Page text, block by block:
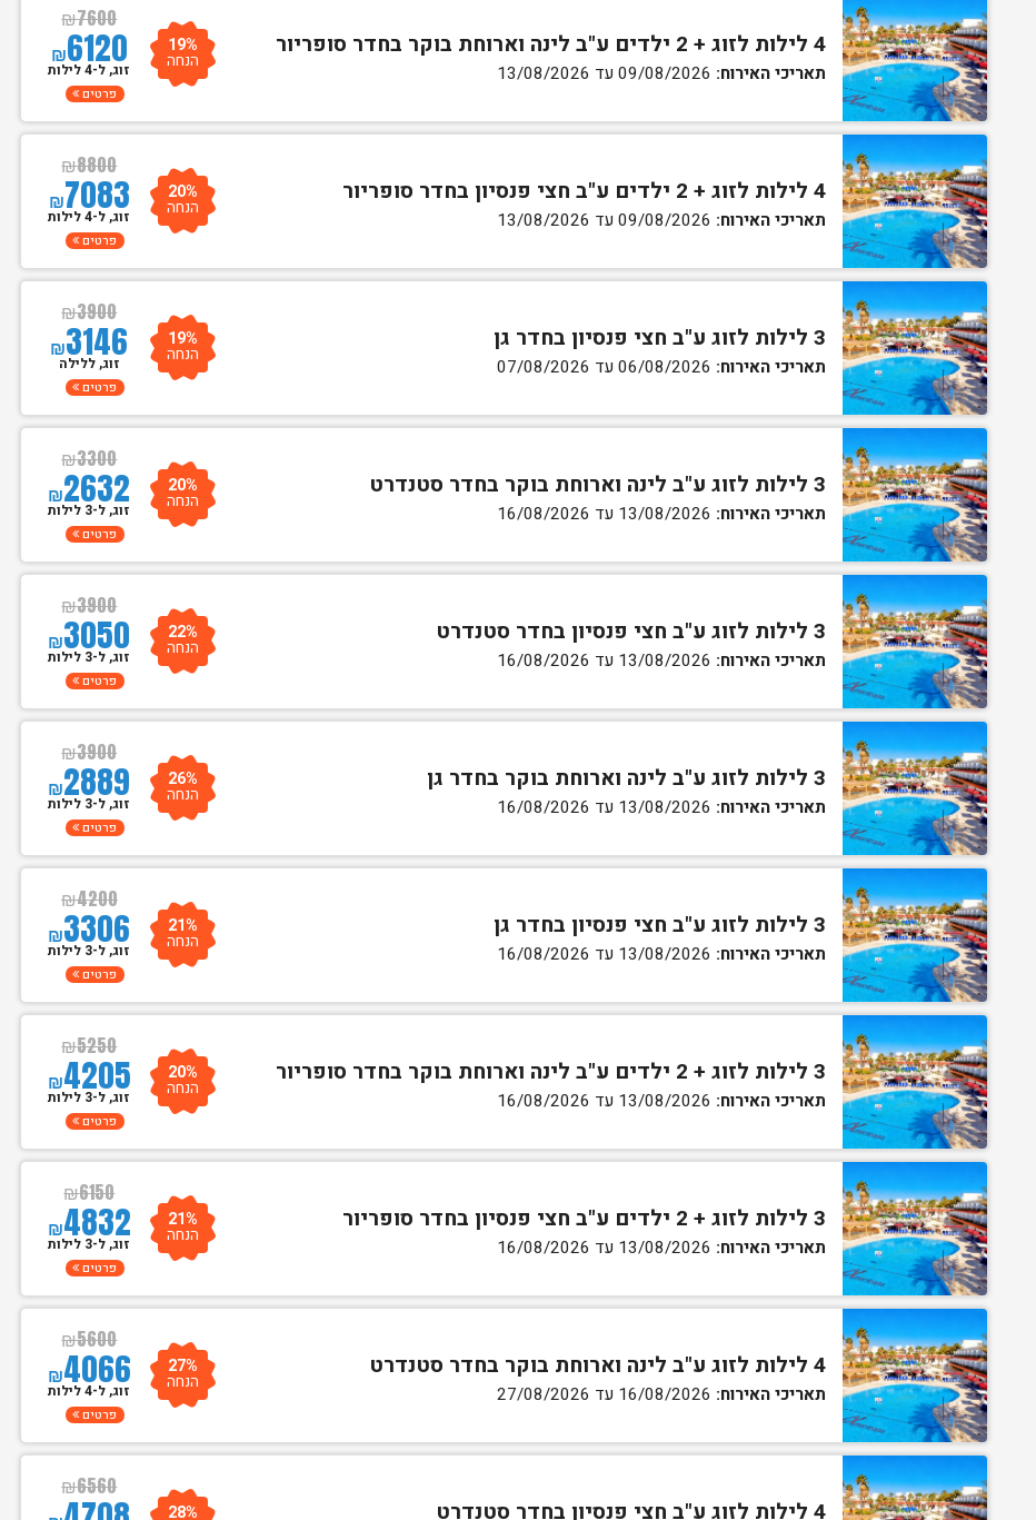
4 לילות לזוג + 2 ילדים ע"ב לינה וארוחת בוקר בחדר סופריור
תאריכי האירוח:
₪7600
₪6120 19%
הנחה זוג, ל-4 לילות
פרטים
4 לילות לזוג + 2 ילדים ע"ב חצי פנסיון בחדר סופריור
תאריכי האירוח:
₪8800
₪7083 20%
הנחה זוג, ל-4 לילות
פרטים
3 לילות לזוג ע"ב חצי פנסיון בחדר גן
תאריכי האירוח:
₪3900
₪3146 19%
הנחה זוג, ללילה
פרטים
3 לילות לזוג ע"ב לינה וארוחת בוקר בחדר סטנדרט
תאריכי האירוח:
₪3300
₪2632 20%
הנחה זוג, ל-3 לילות
פרטים
3 לילות לזוג ע"ב חצי פנסיון בחדר סטנדרט
תאריכי האירוח:
₪3900
₪3050 22%
הנחה זוג, ל-3 לילות
פרטים
3 לילות לזוג ע"ב לינה וארוחת בוקר בחדר גן
תאריכי האירוח:
₪3900
₪2889 26%
הנחה זוג, ל-3 לילות
פרטים
3 לילות לזוג ע"ב חצי פנסיון בחדר גן
תאריכי האירוח:
₪4200
₪3306 21%
הנחה זוג, ל-3 לילות
פרטים
3 לילות לזוג + 2 ילדים ע"ב לינה וארוחת בוקר בחדר סופריור
תאריכי האירוח:
₪5250
₪4205 20%
הנחה זוג, ל-3 לילות
פרטים
3 לילות לזוג + 2 ילדים ע"ב חצי פנסיון בחדר סופריור
תאריכי האירוח:
₪6150
₪4832 21%
הנחה זוג, ל-3 לילות
פרטים
4 לילות לזוג ע"ב לינה וארוחת בוקר בחדר סטנדרט
תאריכי האירוח:
₪5600
₪4066 27%
הנחה זוג, ל-4 לילות
פרטים
4 לילות לזוג ע"ב חצי פנסיון בחדר סטנדרט
₪6560
28%